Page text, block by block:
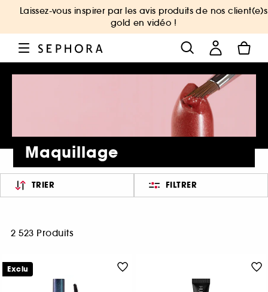
Laissez-vous inspirer par les avis produits de nos client(e)s
gold en vidéo !
Maquillage
TRIER FILTRER
2 523 Produits
Exclu